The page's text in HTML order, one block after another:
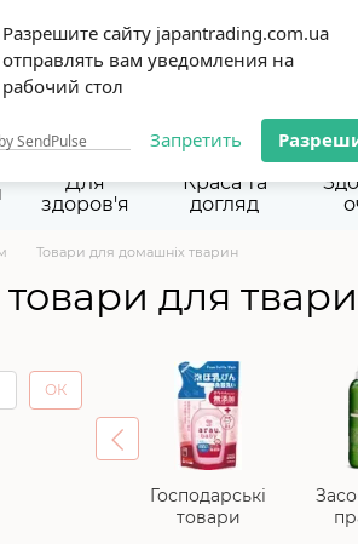
Разрешите сайту japantrading.com.ua
отправлять вам уведомления на
рабочий стол
SendPulse Запретить
Відгуки Про нас Контакти Повернення
067 945-92-29,093 945-
Для
здоров'я
Краса та
догляд
Товари для домашніх тварин
товари для
Господарські
товари
ОК